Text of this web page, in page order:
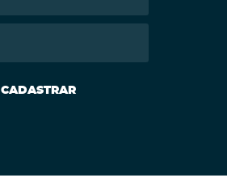
CADASTRAR